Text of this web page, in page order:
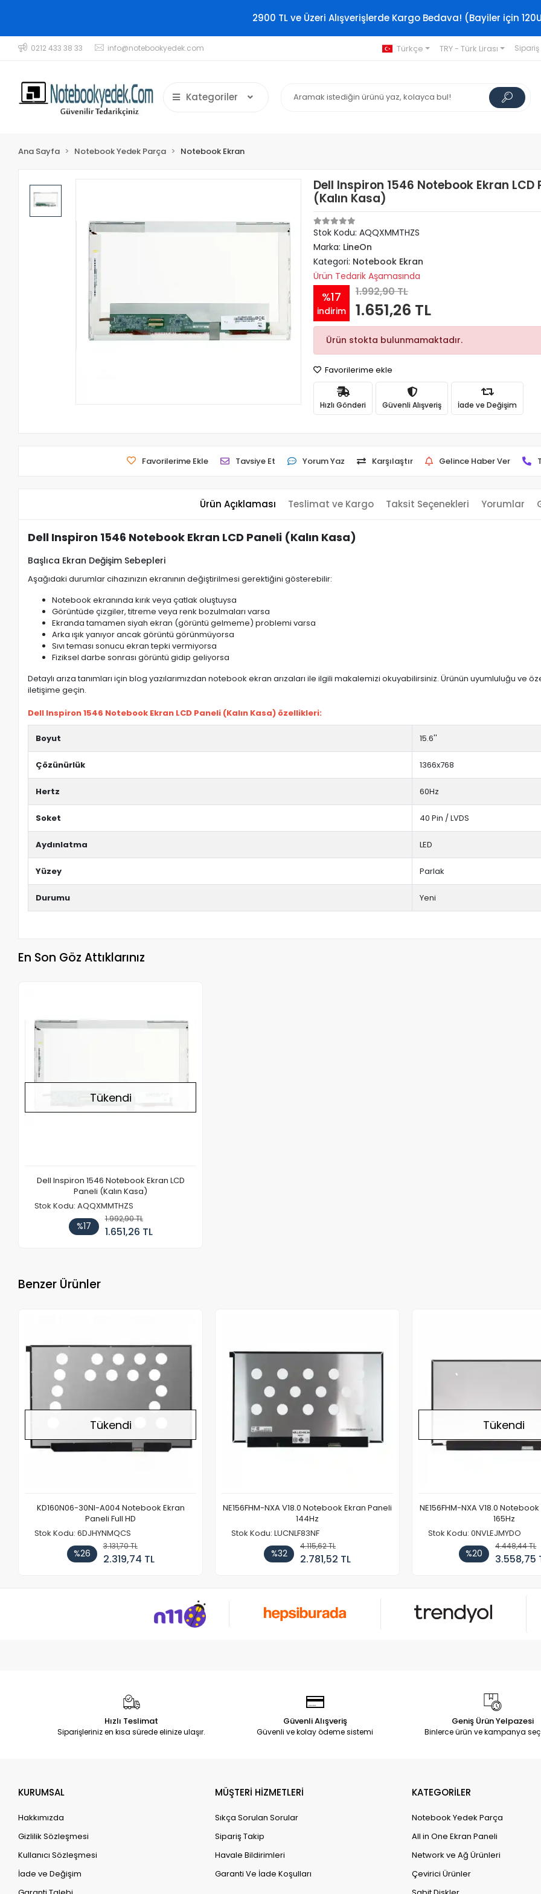
2900 TL ve Üzeri Alışverişlerde Kargo Bedava! (Bayiler için
0212 433 38 33 info@notebookyedek.com Türkçe TRY - Türk Lirası
Kategoriler
Ana Sayfa Notebook Yedek Parça Notebook Ekran
Dell Inspiron 1546 Notebook Ekran LCD
(Kalın Kasa)
Stok Kodu: AQQXMMTHZS
Marka: LineOn
Kategori: Notebook Ekran
Ürün Tedarik Aşamasında
%17
indirim
1.992,90 TL
1.651,26 TL
Ürün stokta bulunmamaktadır.
Favorilerime ekle
Hızlı Gönderi Güvenli Alışveriş İade ve Değişim
Favorilerime Ekle Tavsiye Et Yorum Yaz Karşılaştır Gelince Haber Ver
Ürün Açıklaması Teslimat ve Kargo Taksit Seçenekleri Yorumlar
Dell Inspiron 1546 Notebook Ekran LCD Paneli (Kalın Kasa)
Başlıca Ekran Değişim Sebepleri
Aşağıdaki durumlar cihazınızın ekranının değiştirilmesi gerektiğini gösterebilir:
Notebook ekranında kırık veya çatlak oluştuysa
Görüntüde çizgiler, titreme veya renk bozulmaları varsa
Ekranda tamamen siyah ekran (görüntü gelmeme) problemi varsa
Arka ışık yanıyor ancak görüntü görünmüyorsa
Sıvı teması sonucu ekran tepki vermiyorsa
Fiziksel darbe sonrası görüntü gidip geliyorsa
Detaylı arıza tanımları için blog yazılarımızdan notebook ekran arızaları ile ilgili makalemizi okuyabilirsiniz. Ürünün uyumluluğu
iletişime geçin.
Dell Inspiron 1546 Notebook Ekran LCD Paneli (Kalın Kasa) özellikleri:
Boyut 15.6''
Çözünürlük 1366x768
Hertz 60Hz
Soket 40 Pin / LVDS
Aydınlatma LED
Yüzey Parlak
Durumu Yeni
En Son Göz Attıklarınız
Tükendi
Dell Inspiron 1546 Notebook Ekran LCD
Paneli (Kalın Kasa)
Stok Kodu: AQQXMMTHZS
%17
1.992,90 TL
1.651,26 TL
Benzer Ürünler
Tükendi
KD160N06-30NI-A004 Notebook Ekran
Paneli Full HD
Stok Kodu: 6DJHYNMQCS
%26
3.131,70 TL
2.319,74 TL
NE156FHM-NXA V18.0 Notebook Ekran Paneli
144Hz
Stok Kodu: LUCNLF83NF
%32
4.115,62 TL
2.781,52 TL
Tükendi
NE156FHM-NXA V18.0
165Hz
Stok Kodu: 0NVLEJMYDO
%20
4.448,44 TL
3.558,75
Hızlı Teslimat
Siparişleriniz en kısa sürede elinize ulaşır.
Güvenli Alışveriş
Güvenli ve kolay ödeme sistemi
Geniş Ürün Yelpazesi
Binlerce ürün ve kampanya
KURUMSAL
Hakkımızda
Gizlilik Sözleşmesi
Kullanıcı Sözleşmesi
İade ve Değişim
MÜŞTERİ HİZMETLERİ
Sıkça Sorulan Sorular
Sipariş Takip
Havale Bildirimleri
Garanti Ve İade Koşulları
KATEGORİLER
Notebook Yedek Parça
All in One Ekran Paneli
Network ve Ağ Ürünleri
Çevirici Ürünler